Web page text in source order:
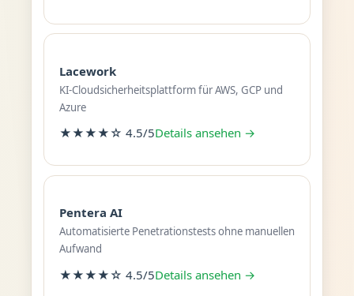
Lacework
KI-Cloudsicherheitsplattform für AWS, GCP und
Azure
★★★★☆ 4.5/5Details ansehen →
Pentera AI
Automatisierte Penetrationstests ohne manuellen
Aufwand
★★★★☆ 4.5/5Details ansehen →